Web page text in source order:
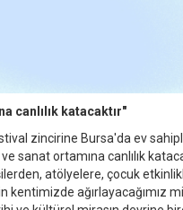
canlılık katacaktır"
zincirine Bursa'da ev
sanat ortamına canlılık
atölyelere, çocuk
kentimizde ağırlayacağımız